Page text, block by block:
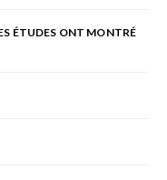
ÉTUDES ONT MONTRÉ